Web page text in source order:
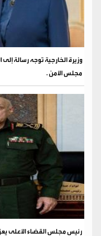
وزيرة الخارجية توجه رسالة إلى
مجلس الأمن .
رئيس مجلس القضاء الأعلى